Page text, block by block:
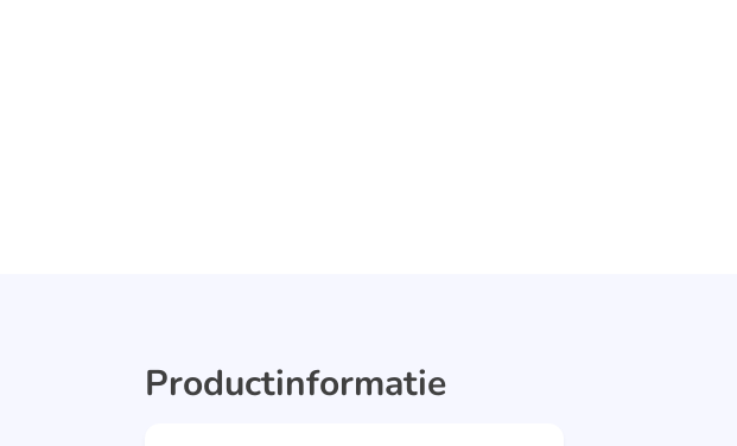
Productinformatie